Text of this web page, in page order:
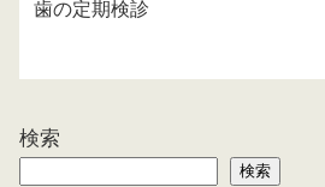
歯の定期検診
検索
検索